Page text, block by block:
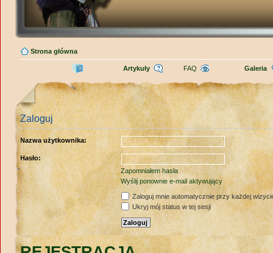
Strona główna
Artykuły FAQ Galeria
Zaloguj
Nazwa użytkownika:
Hasło:
Zapomniałem hasła
Wyślij ponownie e-mail aktywujący
Zaloguj mnie automatycznie przy każdej
Ukryj mój status w tej sesji